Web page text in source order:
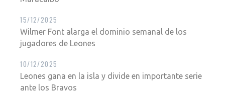
Wilmer Font alarga el dominio semanal de los
jugadores de Leones
15/12/2025
Leones gana en la isla y divide en importante serie
ante los Bravos
10/12/2025